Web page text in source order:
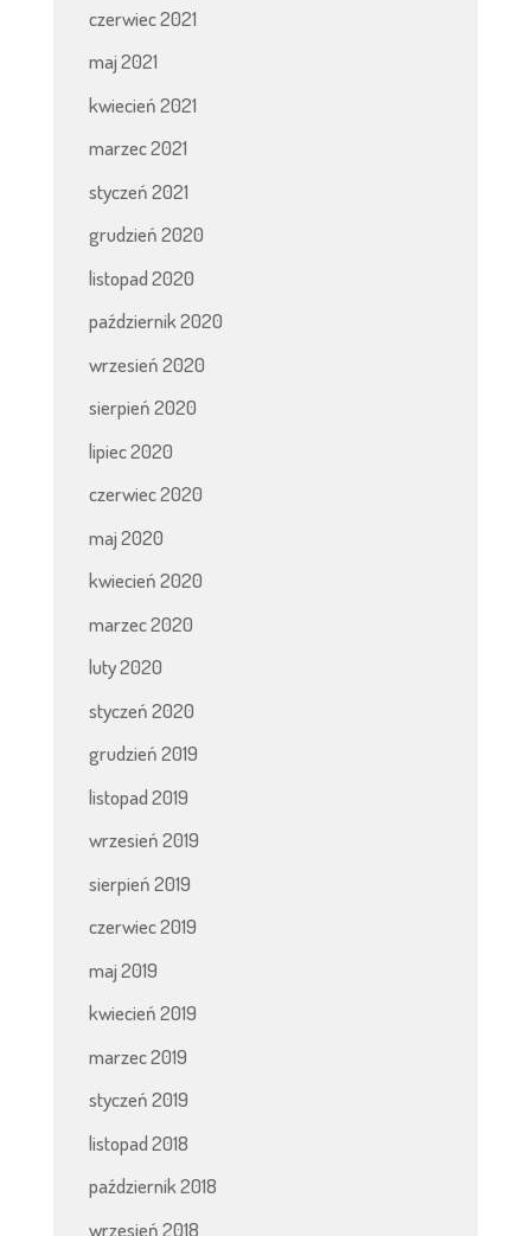
czerwiec 2021
maj 2021
kwiecień 2021
marzec 2021
styczeń 2021
grudzień 2020
listopad 2020
październik 2020
wrzesień 2020
sierpień 2020
lipiec 2020
czerwiec 2020
maj 2020
kwiecień 2020
marzec 2020
luty 2020
styczeń 2020
grudzień 2019
listopad 2019
wrzesień 2019
sierpień 2019
czerwiec 2019
maj 2019
kwiecień 2019
marzec 2019
styczeń 2019
listopad 2018
październik 2018
wrzesień 2018